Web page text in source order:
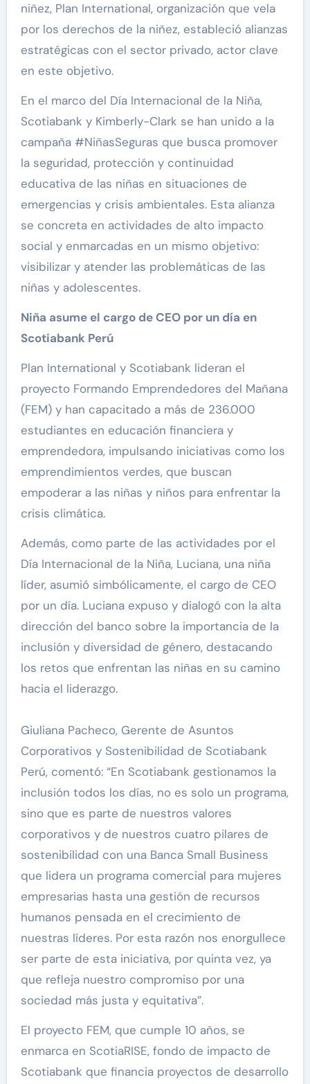
niñez, Plan International, organización que vela
por los derechos de la niñez, estableció alianzas
estratégicas con el sector privado, actor clave
en este objetivo.
En el marco del Día Internacional de la Niña,
Scotiabank y Kimberly-Clark se han unido a la
campaña #NiñasSeguras que busca promover
la seguridad, protección y continuidad
educativa de las niñas en situaciones de
emergencias y crisis ambientales. Esta alianza
se concreta en actividades de alto impacto
social y enmarcadas en un mismo objetivo:
visibilizar y atender las problemáticas de las
niñas y adolescentes.
Niña asume el cargo de CEO por un día en
Scotiabank Perú
Plan International y Scotiabank lideran el
proyecto Formando Emprendedores del Mañana
(FEM) y han capacitado a más de 236.000
estudiantes en educación financiera y
emprendedora, impulsando iniciativas como los
emprendimientos verdes, que buscan
empoderar a las niñas y niños para enfrentar la
crisis climática.
Además, como parte de las actividades por el
Día Internacional de la Niña, Luciana, una niña
líder, asumió simbólicamente, el cargo de CEO
por un día. Luciana expuso y dialogó con la alta
dirección del banco sobre la importancia de la
inclusión y diversidad de género, destacando
los retos que enfrentan las niñas en su camino
hacia el liderazgo.
Giuliana Pacheco, Gerente de Asuntos
Corporativos y Sostenibilidad de Scotiabank
Perú, comentó: “En Scotiabank gestionamos la
inclusión todos los días, no es solo un programa,
sino que es parte de nuestros valores
corporativos y de nuestros cuatro pilares de
sostenibilidad con una Banca Small Business
que lidera un programa comercial para mujeres
empresarias hasta una gestión de recursos
humanos pensada en el crecimiento de
nuestras líderes. Por esta razón nos enorgullece
ser parte de esta iniciativa, por quinta vez, ya
que refleja nuestro compromiso por una
sociedad más justa y equitativa”.
El proyecto FEM, que cumple 10 años, se
enmarca en ScotiaRISE, fondo de impacto de
Scotiabank que financia proyectos de desarrollo